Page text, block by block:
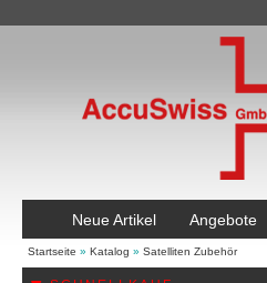
Neue Artikel Angebote
Startseite » Katalog » Satelliten Zubehör